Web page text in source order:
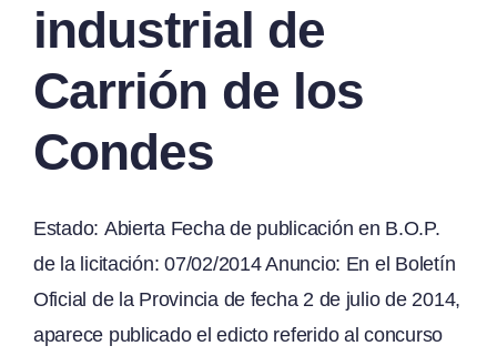
industrial de
Carrión de los
Condes
Estado: Abierta Fecha de publicación en B.O.P.
de la licitación: 07/02/2014 Anuncio: En el Boletín
Oficial de la Provincia de fecha 2 de julio de 2014,
aparece publicado el edicto referido al concurso